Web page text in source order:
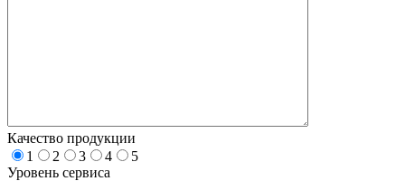
Качество продукции
1
2 3 4
5
Уровень сервиса